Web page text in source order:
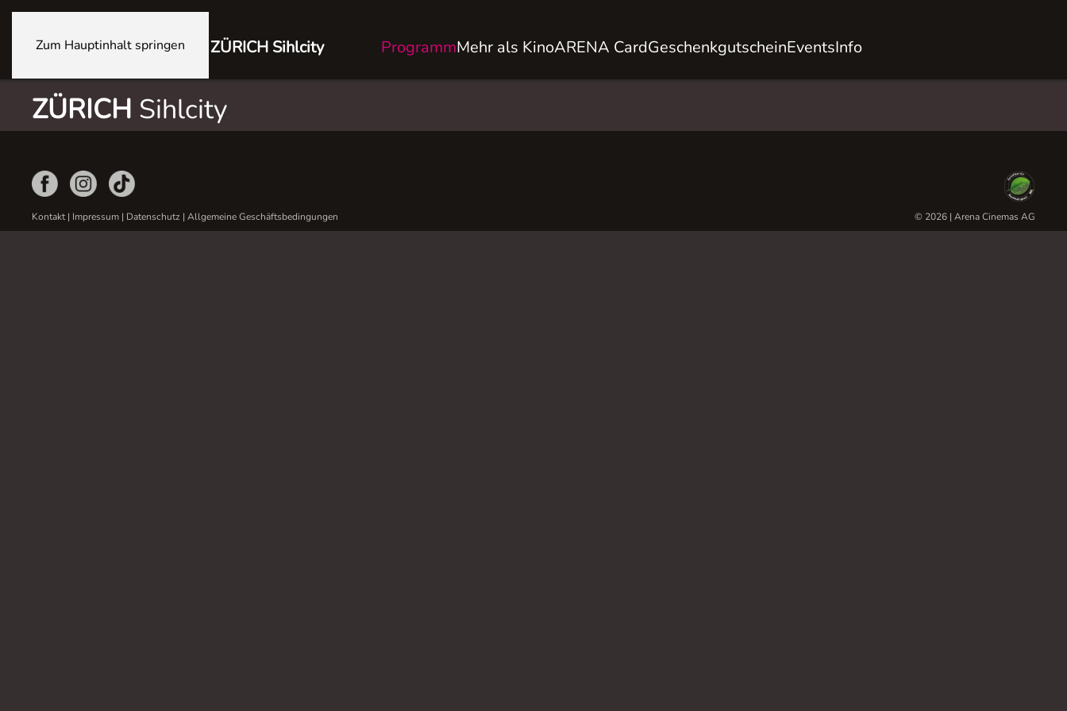
Zum Hauptinhalt springen ZÜRICH Sihlcity ProgrammMehr als KinoARENA CardGeschenkgutscheinEventsInfo
ZÜRICH Sihlcity
Kontakt| Impressum | Datenschutz | Allgemeine Geschäftsbedingungen © 2026 | Arena Cinemas AG